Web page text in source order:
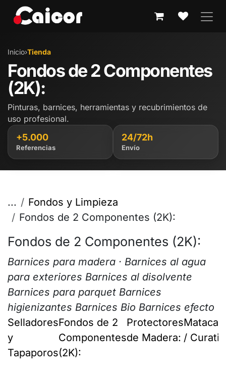
Inicio›Tienda
Fondos de 2 Componentes
(2K):
Pinturas, barnices, herramientas y recubrimientos de
uso profesional.
+5.000
Referencias
24/72h
Envío
...
Fondos y Limpieza
Fondos de 2 Componentes (2K):
Fondos de 2 Componentes (2K):
Barnices para madera · Barnices al agua
para exteriores Barnices al disolvente
Barnices para parquet Barnices
higienizantes Barnices Bio Barnices efecto
Selladores
y
Tapaporos
Fondos de 2
Componentes
(2K):
Protectores
de Madera: /